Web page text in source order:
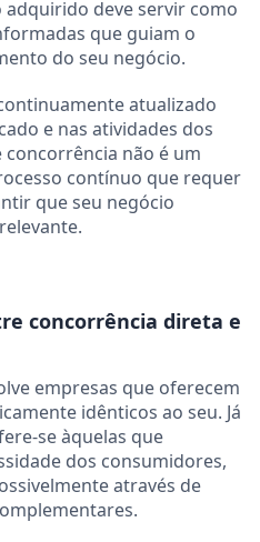
deve servir como
que guiam o
do seu negócio.
atualizado
e nas atividades dos
concorrência não é um
contínuo que requer
que seu negócio
concorrência direta e
empresas que oferecem
idênticos ao seu. Já
se àquelas que
dos consumidores,
através de